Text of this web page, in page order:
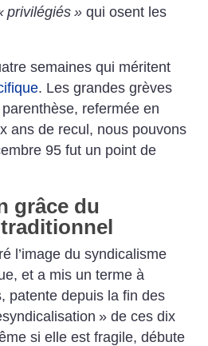
privilégiés » qui osent les
semaines qui méritent
. Les grandes grèves
refermée en
ans de recul, nous pouvons
95 fut un point de
grâce du
l’image du syndicalisme
et a mis un terme à
patente depuis la fin des
» de ces dix
si elle est fragile, débute